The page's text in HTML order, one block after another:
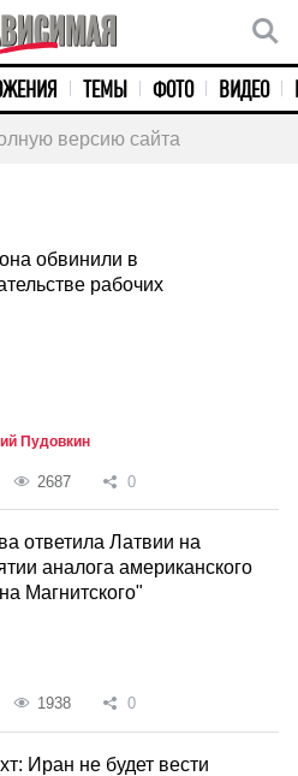
ТЕМЫ ФОТО ВИДЕО
версию сайта
обвинили в
рабочих
Пудовкин
2687 0
ответила Латвии на
аналога американского
Магнитского"
1938 0
Иран не будет вести